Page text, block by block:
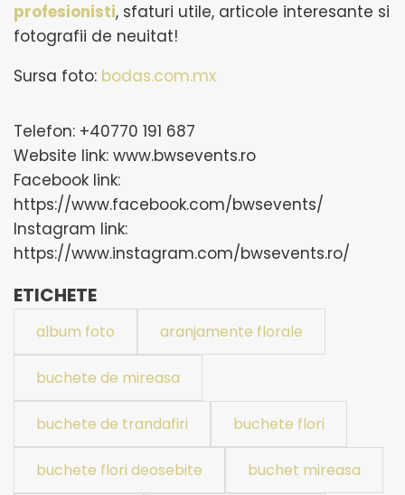
profesionisti, sfaturi utile, articole interesante si
fotografii de neuitat!
Sursa foto: bodas.com.mx
Telefon: +40770 191 687
Website link: www.bwsevents.ro
Facebook link:
https://www.facebook.com/bwsevents/
Instagram link:
https://www.instagram.com/bwsevents.ro/
ETICHETE
album foto aranjamente florale
buchete de mireasa
buchete de trandafiri buchete flori
buchete flori deosebite buchet mireasa